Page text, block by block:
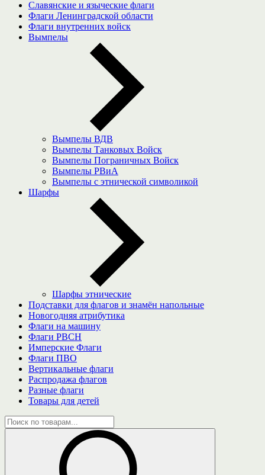
Славянские и языческие флаги
Флаги Ленинградской области
Флаги внутренних войск
Вымпелы
Вымпелы ВДВ
Вымпелы Танковых Войск
Вымпелы Пограничных Войск
Вымпелы РВиА
Вымпелы с этнической символикой
Шарфы
Шарфы этнические
Подставки для флагов и знамён напольные
Новогодняя атрибутика
Флаги на машину
Флаги РВСН
Имперские Флаги
Флаги ПВО
Вертикальные флаги
Распродажа флагов
Разные флаги
Товары для детей